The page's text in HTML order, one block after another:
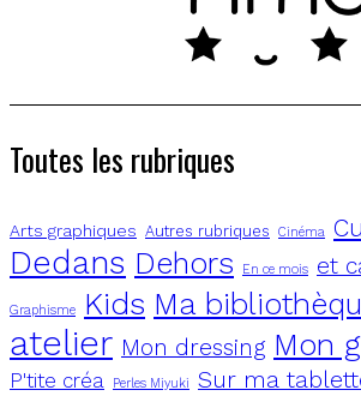
Toutes les rubriques
Arts graphiques Autres rubriques Cinéma
Dedans Dehors En ce mois et
Graphisme Kids Ma
atelier Mon dressing Mon
P'tite créa Perles Miyuki Sur ma